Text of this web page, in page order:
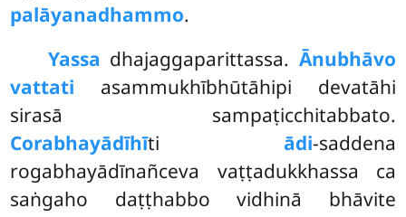
palāyanadhammo.
Yassa dhajaggaparittassa. Ānubhāvo
vattati asammukhībhūtāhipi devatāhi
sirasā sampaṭicchitabbato.
Corabhayādīhīti ādi-saddena
rogabhayādīnañceva vaṭṭadukkhassa ca
saṅgaho daṭṭhabbo vidhinā bhāvite